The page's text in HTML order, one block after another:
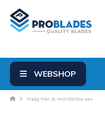
WEBSHOP
Vraag hier je monsterbox aan